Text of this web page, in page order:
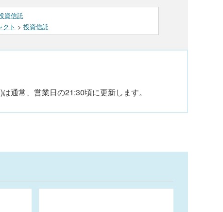
資信託
クト > 投資信託
通常、営業日の21:30頃に更新します。